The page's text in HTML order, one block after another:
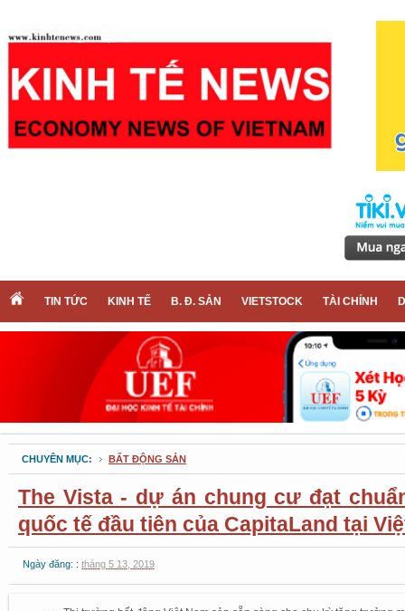
TIN TỨC KINH TẾ B. Đ. SẢN VIETSTOCK TÀI CHÍNH
CHUYÊN MỤC: BẤT ĐỘNG SẢN
The Vista - dự án chung cư đạt
quốc tế đầu tiên của CapitaLand tại
Ngày đăng: : tháng 5 13, 2019